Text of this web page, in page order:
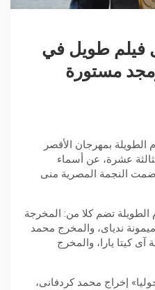
فيلم طويل في
مستورة
الطويلة بمهرجان الأقصر
عشرة، عن أسماء
ضمت النجمة المصرية منى
الطويلة تضم كلا من: المخرجة
ندياى، والمخرج محمد
آى كيتا يارا، والمخرج
إخراج محمد كردفانى،